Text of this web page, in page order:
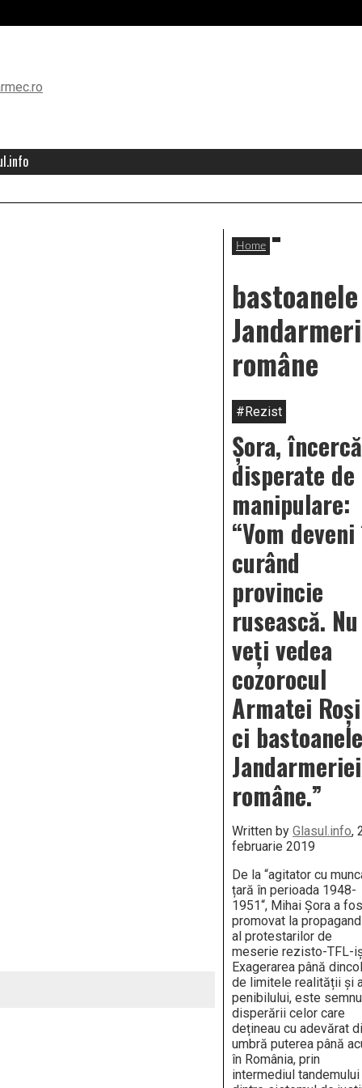
Home
bastoanele
române
#Rezist
Șora,
disperate de
manipulare:
“Vom
curând
provincie
rusească. Nu
veți vedea
cozorocul
Armatei
ci bastoanele
Jandarmeriei
române.”
Written by Glasul.info,
februarie 2019
De la “agitator cu
țară în perioada 1948-
1951“, Mihai Șora a
promovat la
al protestarilor de
meserie rezisto-TFL-
Exagerarea până
de limitele realității și
penibilului, este
disperării celor care
dețineau cu adevărat
umbră puterea până
în România, prin
intermediul tandemului